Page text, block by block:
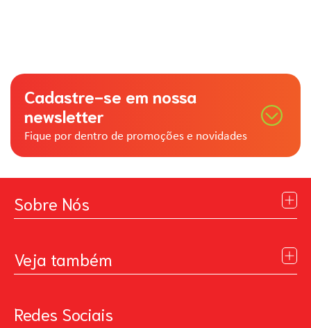
Cadastre-se em nossa
newsletter
Fique por dentro de promoções e novidades
Sobre Nós
Contato
Trabalhe Conosco
Veja também
MasterChef
Redes Sociais